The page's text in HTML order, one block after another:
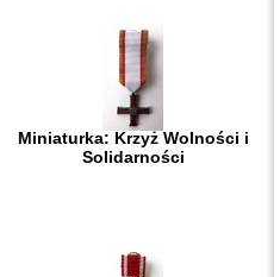
Miniaturka: Krzyż Wolności i
Solidarności